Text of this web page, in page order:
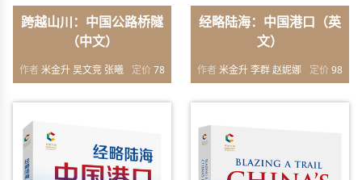
跨越山川：中国公路桥隧
（中文）
作者 米金升 吴文竞 张曦 定价78
经略陆海：中国港口（英
文）
作者 米金升 李群 赵妮娜 定价98